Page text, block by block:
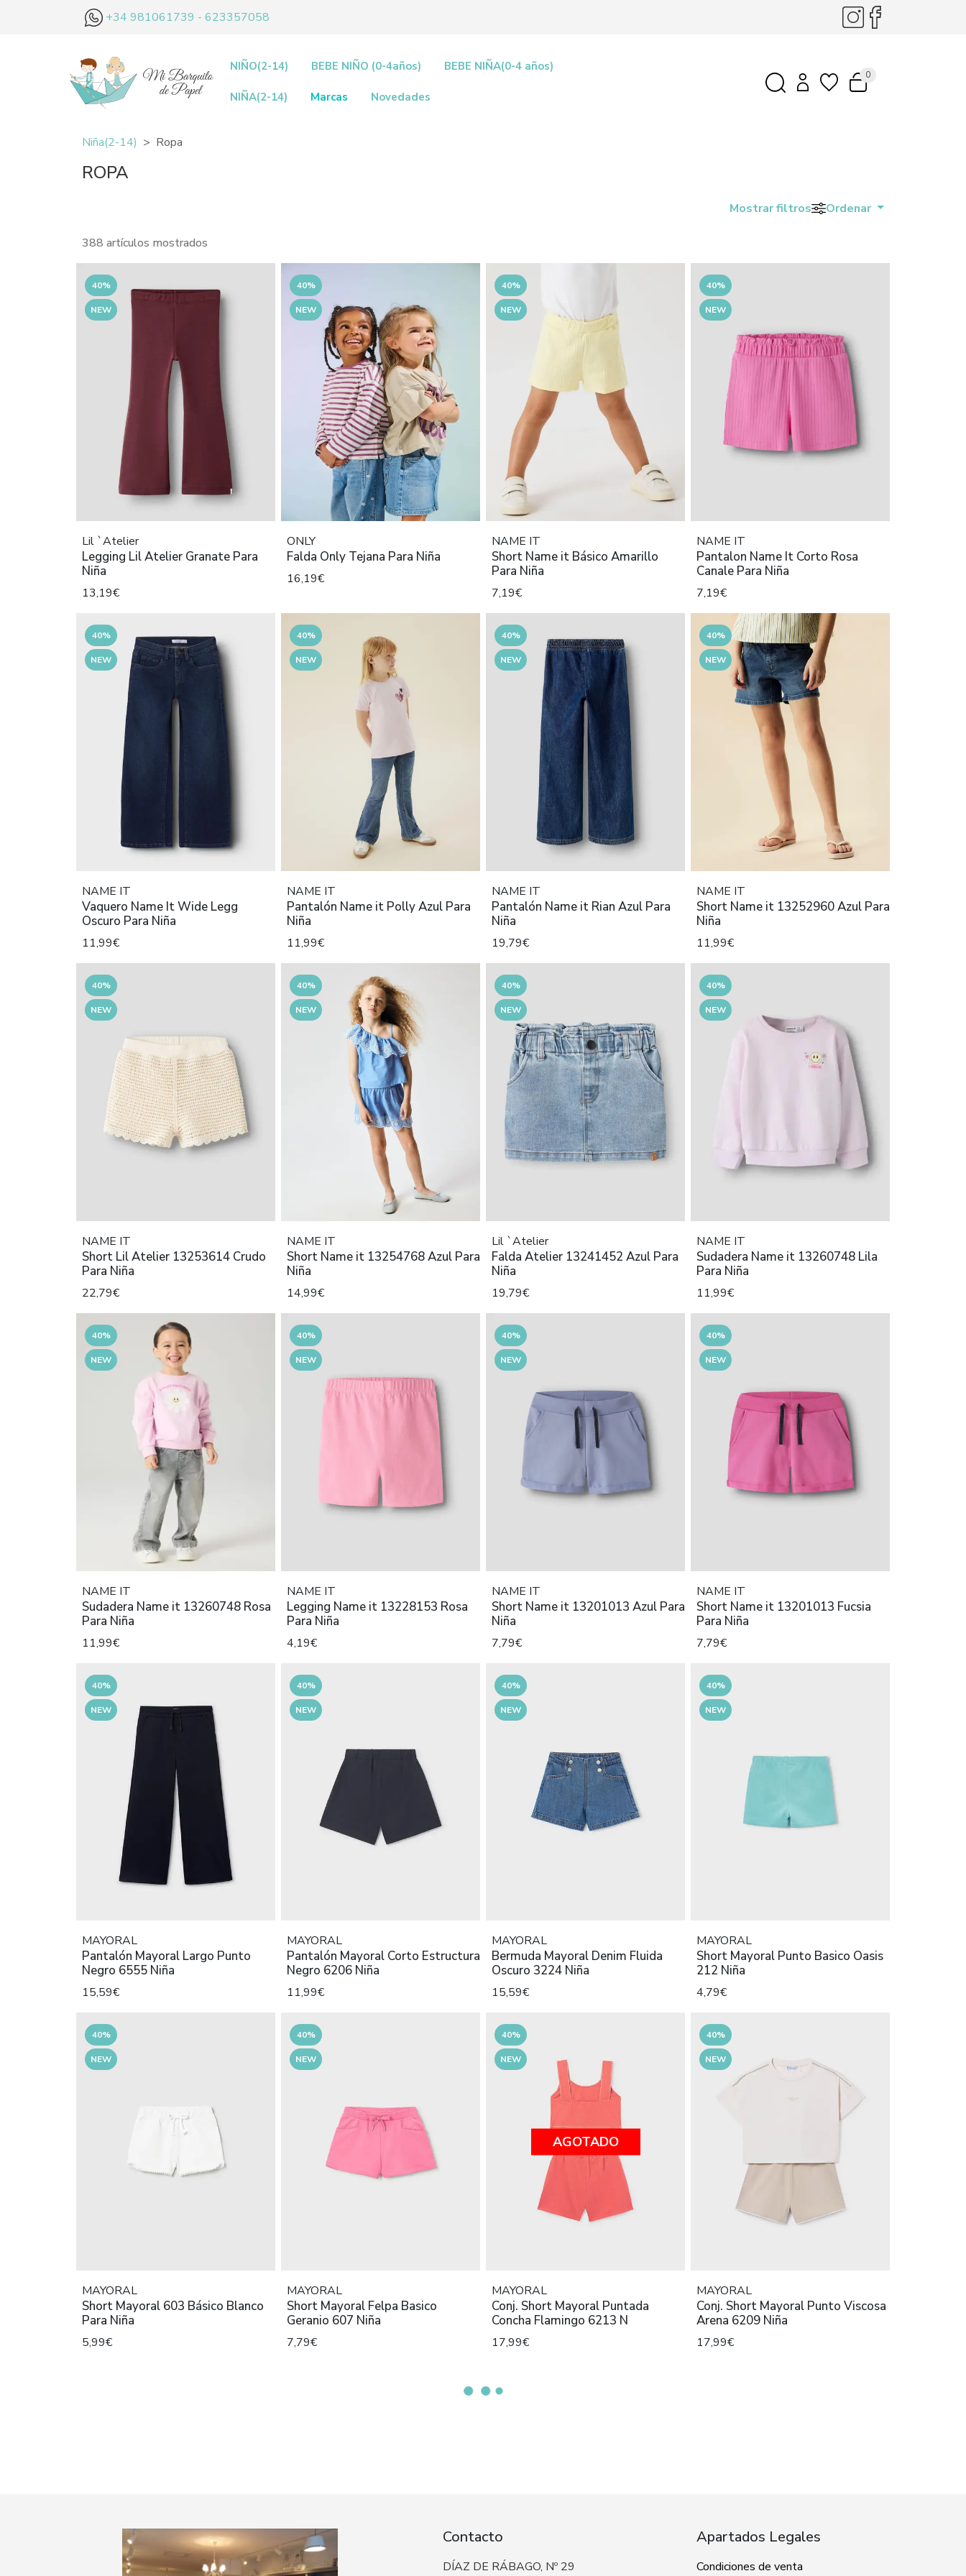
+34 981061739 - 623357058
NIÑO(2-14) BEBE NIÑO (0-4años) BEBE NIÑA(0-4 años)
NIÑA(2-14) Marcas Novedades
0
Niña(2-14) Ropa
ROPA
Mostrar filtros Ordenar
388 artículos mostrados
40%
NEW
Lil `Atelier
Legging Lil Atelier Granate Para
Niña
13,19€
40%
NEW
ONLY
Falda Only Tejana Para Niña
16,19€
40%
NEW
NAME IT
Short Name it Básico Amarillo
Para Niña
7,19€
40%
NEW
NAME IT
Pantalon Name It Corto Rosa
Canale Para Niña
7,19€
40%
NEW
NAME IT
Vaquero Name It Wide Legg
Oscuro Para Niña
11,99€
40%
NEW
NAME IT
Pantalón Name it Polly Azul Para
Niña
11,99€
40%
NEW
NAME IT
Pantalón Name it Rian Azul Para
Niña
19,79€
40%
NEW
NAME IT
Short Name it 13252960 Azul Para
Niña
11,99€
40%
NEW
NAME IT
Short Lil Atelier 13253614 Crudo
Para Niña
22,79€
40%
NEW
NAME IT
Short Name it 13254768 Azul Para
Niña
14,99€
40%
NEW
Lil `Atelier
Falda Atelier 13241452 Azul Para
Niña
19,79€
40%
NEW
NAME IT
Sudadera Name it 13260748 Lila
Para Niña
11,99€
40%
NEW
NAME IT
Sudadera Name it 13260748 Rosa
Para Niña
11,99€
40%
NEW
NAME IT
Legging Name it 13228153 Rosa
Para Niña
4,19€
40%
NEW
NAME IT
Short Name it 13201013 Azul Para
Niña
7,79€
40%
NEW
NAME IT
Short Name it 13201013 Fucsia
Para Niña
7,79€
40%
NEW
MAYORAL
Pantalón Mayoral Largo Punto
Negro 6555 Niña
15,59€
40%
NEW
MAYORAL
Pantalón Mayoral Corto Estructura
Negro 6206 Niña
11,99€
40%
NEW
MAYORAL
Bermuda Mayoral Denim Fluida
Oscuro 3224 Niña
15,59€
40%
NEW
MAYORAL
Short Mayoral Punto Basico Oasis
212 Niña
4,79€
40%
NEW
MAYORAL
Short Mayoral 603 Básico Blanco
Para Niña
5,99€
40%
NEW
MAYORAL
Short Mayoral Felpa Basico
Geranio 607 Niña
7,79€
40%
NEW
AGOTADO
MAYORAL
Conj. Short Mayoral Puntada
Concha Flamingo 6213 N
17,99€
40%
NEW
MAYORAL
Conj. Short Mayoral Punto Viscosa
Arena 6209 Niña
17,99€
Contacto
DÍAZ DE RÁBAGO, Nº 29
Apartados Legales
Condiciones de venta